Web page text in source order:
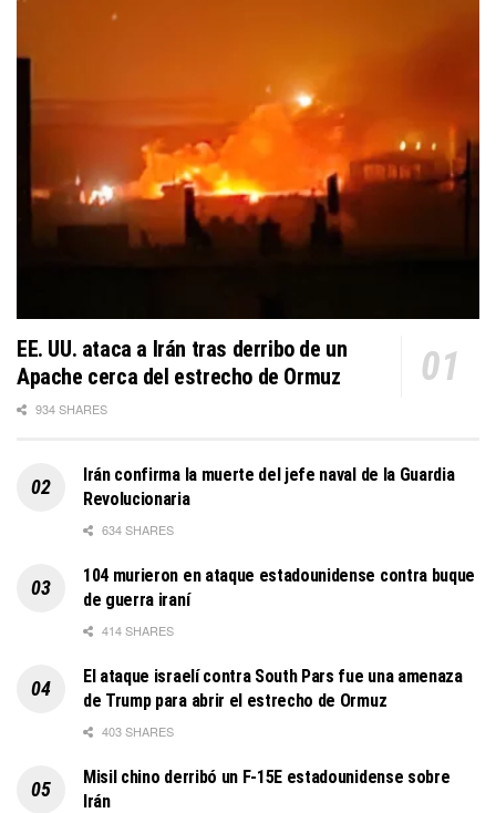
EE. UU. ataca a Irán tras derribo de un
Apache cerca del estrecho de Ormuz
934 SHARES
Irán confirma la muerte del jefe naval de la Guardia
Revolucionaria
634 SHARES
104 murieron en ataque estadounidense contra buque
de guerra iraní
414 SHARES
El ataque israelí contra South Pars fue una amenaza
de Trump para abrir el estrecho de Ormuz
403 SHARES
Misil chino derribó un F-15E estadounidense sobre
Irán